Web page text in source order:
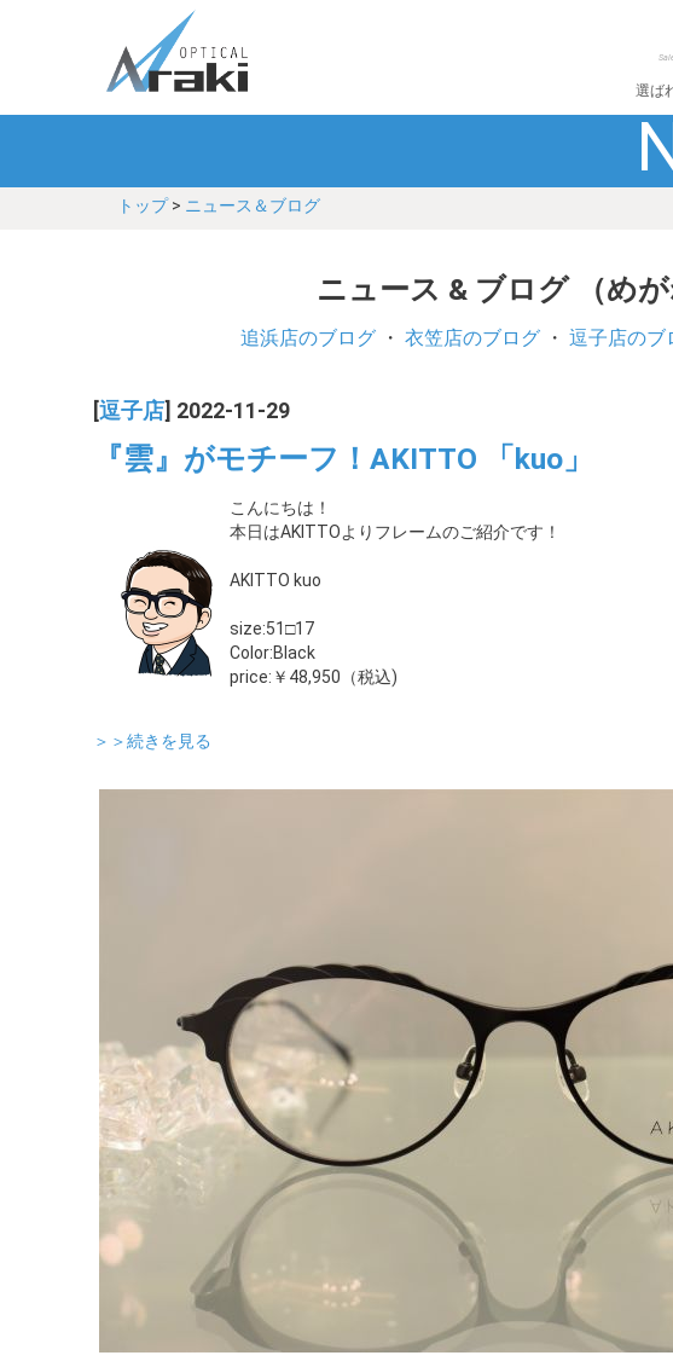
選ば
トップ> ニュース＆ブログ
ニュース & ブログ （めが
追浜店のブログ・ 衣笠店のブログ・ 逗子店のブ
逗子店 ] 2022-11-29
『雲』がモチーフ！AKITTO 「kuo」
こんにちは！
本日はAKITTOよりフレームのご紹介です！
AKITTO kuo
size:51□17
Color:Black
price:￥48,950（税込)
＞＞続きを見る